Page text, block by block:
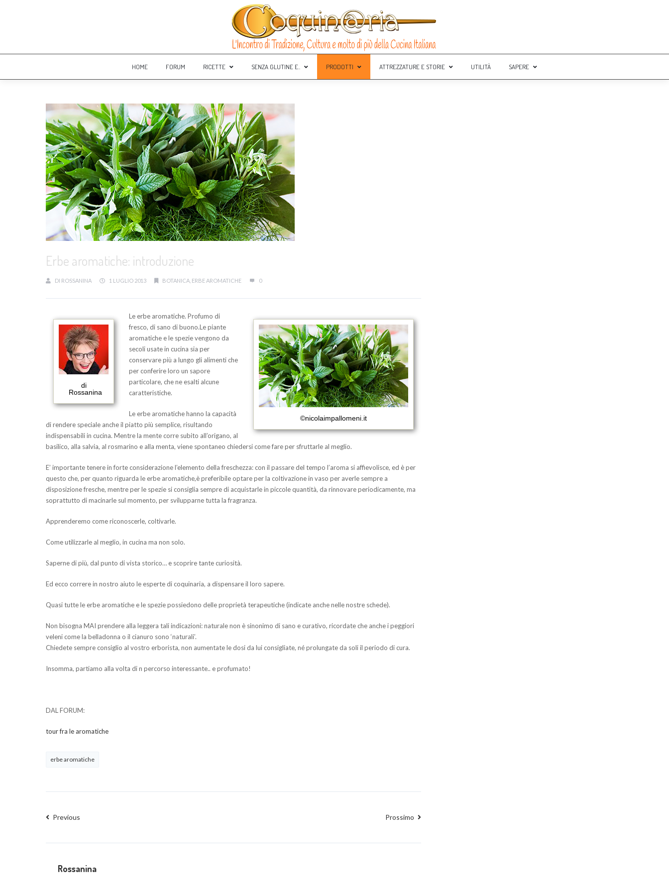
HOME FORUM RICETTE SENZA GLUTINE E.. PRODOTTI ATTREZZATURE E STORIE UTILITÀ SAPERE
Erbe aromatiche: introduzione
DI ROSSANINA 1 LUGLIO 2013 BOTANICA ERBE AROMATICHE 0
di
Rossanina
©nicolaimpallomeni.it
Le erbe aromatiche. Profumo di
fresco, di sano di buono.Le piante
aromatiche e le spezie vengono da
secoli usate in cucina sia per
conservare più a lungo gli alimenti che
per conferire loro un sapore
particolare, che ne esalti alcune
caratteristiche.
Le erbe aromatiche hanno la capacità
di rendere speciale anche il piatto più semplice, risultando
indispensabili in cucina. Mentre la mente corre subito all’origano, al
basilico, alla salvia, al rosmarino e alla menta, viene spontaneo chiedersi come fare per sfruttarle al meglio.
E’ importante tenere in forte considerazione l’elemento della freschezza: con il passare del tempo l’aroma si affievolisce, ed è per
questo che, per quanto riguarda le erbe aromatiche,è preferibile optare per la coltivazione in vaso per averle sempre a
disposizione fresche, mentre per le spezie si consiglia sempre di acquistarle in piccole quantità, da rinnovare periodicamente, ma
soprattutto di macinarle sul momento, per svilupparne tutta la fragranza.
Apprenderemo come riconoscerle, coltivarle.
Come utilizzarle al meglio, in cucina ma non solo.
Saperne di più, dal punto di vista storico… e scoprire tante curiosità.
Ed ecco correre in nostro aiuto le esperte di coquinaria, a dispensare il loro sapere.
Quasi tutte le erbe aromatiche e le spezie possiedono delle proprietà terapeutiche (indicate anche nelle nostre schede).
Non bisogna MAI prendere alla leggera tali indicazioni: naturale non è sinonimo di sano e curativo, ricordate che anche i peggiori
veleni come la belladonna o il cianuro sono ‘naturali’.
Chiedete sempre consiglio al vostro erborista, non aumentate le dosi da lui consigliate, né prolungate da soli il periodo di cura.
Insomma, partiamo alla volta di n percorso interessante.. e profumato!
DAL FORUM:
tour fra le aromatiche
erbe aromatiche
Previous Prossimo
Rossanina